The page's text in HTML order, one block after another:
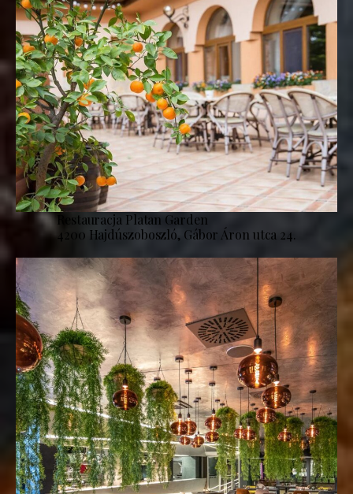
Restauracja Platan Garden
4200 Hajdúszoboszló, Gábor Áron utca 24.